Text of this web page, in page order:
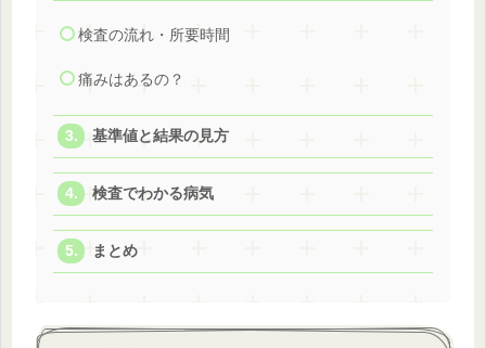
検査の流れ・所要時間
痛みはあるの？
基準値と結果の見方
検査でわかる病気
まとめ